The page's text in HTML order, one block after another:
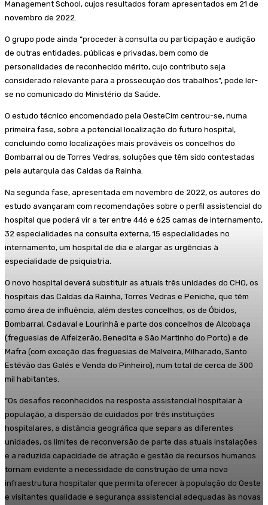
Management School, cujos resultados foram apresentados em 21 de
novembro de 2022.
O grupo pode ainda “proceder à consulta ou participação e audição
de outras entidades, públicas e privadas, bem como de
personalidades de reconhecido mérito, cujo contributo seja
considerado relevante para a prossecução dos trabalhos”, pode ler-
se no comunicado do Ministério da Saúde.
O estudo técnico encomendado pela OesteCim centrou-se, numa
primeira fase, sobre a potencial localização do futuro hospital,
concluindo como localizações mais prováveis os concelhos do
Bombarral ou de Torres Vedras, soluções que têm sido contestadas
pela autarquia das Caldas da Rainha.
Na segunda fase, apresentada em novembro de 2022, os autores do
estudo avançaram com recomendações sobre o perfil assistencial do
hospital que poderá vir a ter entre 446 e 625 camas de internamento,
32 especialidades na consulta externa, 15 especialidades no
internamento, um hospital de dia e alargar as urgências à
especialidade de psiquiatria.
O novo hospital deverá substituir as atuais três unidades do CHO, os
hospitais das Caldas da Rainha, Torres Vedras e Peniche, que têm
como área de influência, além destes concelhos, os de Óbidos,
Bombarral, Cadaval e Lourinhã e parte dos concelhos de Alcobaça
(freguesias de Alfeizerão, Benedita e São Martinho do Porto) e de
Mafra (com exceção das freguesias de Malveira, Milharado, Santo
Estêvão das Galés e Venda do Pinheiro), num total de cerca de 300
mil habitantes.
“Os desafios reconhecidos na resposta assistencial hospitalar à
população, a dispersão de cuidados por três instituições
hospitalares, a distância geográfica que separa as diferentes
unidades, os limites de reconversão de parte das atuais instalações
e a reduzida capacidade de atração e gestão de recursos humanos
tornam evidente a necessidade de construção de uma nova
infraestrutura hospitalar que permita oferecer à população do Oeste
e visitantes qualidade e segurança assistencial adequadas às novas